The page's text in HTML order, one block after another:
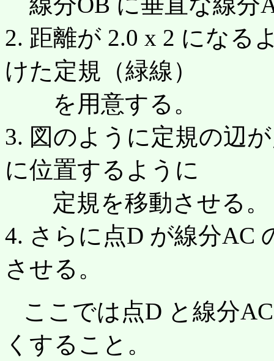
2. 距離が 2.0 x 2 になる
けた定規（緑線）
を用意する。
3. 図のように定規の辺
に位置するように
定規を移動させる。
4. さらに点D が線分AC
させる。
ここでは点D と線分
くすること。